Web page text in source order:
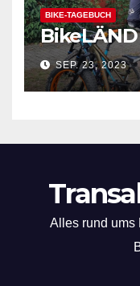
BIKE-TAGEBUCH
SEP. 23, 2023
Alles rund ums